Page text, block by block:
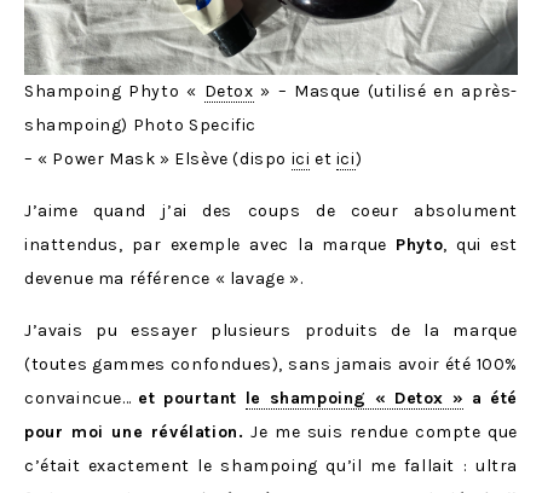
Shampoing Phyto « Detox » – Masque (utilisé en après-
shampoing) Photo Specific
– « Power Mask » Elsève (dispo ici et ici)
J’aime quand j’ai des coups de coeur absolument
inattendus, par exemple avec la marque Phyto, qui est
devenue ma référence « lavage ».
J’avais pu essayer plusieurs produits de la marque
(toutes gammes confondues), sans jamais avoir été 100%
convaincue… et pourtant le shampoing « Detox » a été
pour moi une révélation. Je me suis rendue compte que
c’était exactement le shampoing qu’il me fallait : ultra